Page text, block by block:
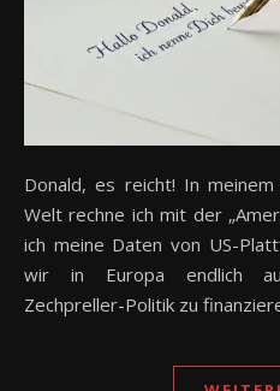
Donald, es reicht! In meinem offenen Brief auf Schimons
Welt rechne ich mit der
ich meine Daten von US-
wir in Europa endlich
Zechpreller-Politik zu